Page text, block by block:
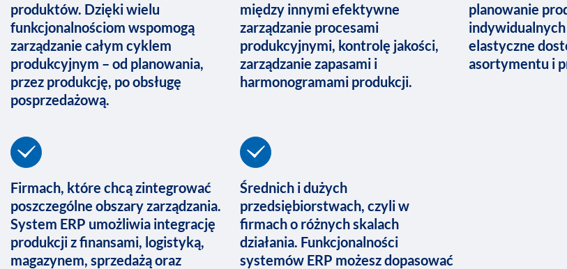
produktów. Dzięki wielu
funkcjonalnościom wspomogą
zarządzanie całym cyklem
produkcyjnym – od planowania,
przez produkcję, po obsługę
posprzedażową.
między innymi efektywne
zarządzanie procesami
produkcyjnymi, kontrolę jakości,
zarządzanie zapasami i
harmonogramami produkcji.
planowanie
elastyczne
asortymentu i
Firmach, które chcą zintegrować
poszczególne obszary zarządzania.
System ERP umożliwia integrację
produkcji z finansami, logistyką,
magazynem, sprzedażą oraz
Średnich i dużych
przedsiębiorstwach, czyli w
firmach o różnych skalach
działania. Funkcjonalności
systemów ERP możesz dopasować